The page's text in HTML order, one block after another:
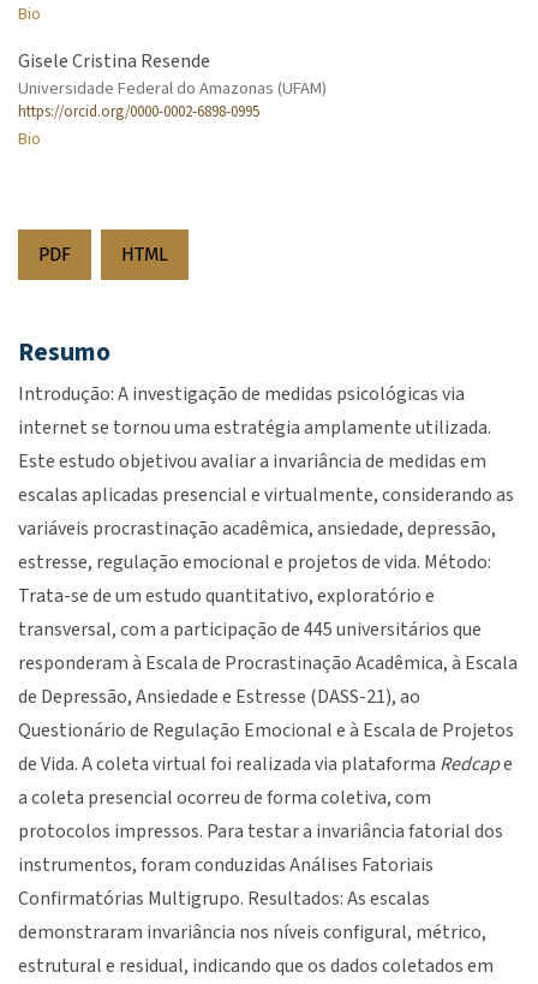
Bio
Gisele Cristina Resende
Universidade Federal do Amazonas (UFAM)
https://orcid.org/0000-0002-6898-0995
Bio
PDF HTML
Resumo
Introdução: A investigação de medidas psicológicas via
internet se tornou uma estratégia amplamente utilizada.
Este estudo objetivou avaliar a invariância de medidas em
escalas aplicadas presencial e virtualmente, considerando as
variáveis procrastinação acadêmica, ansiedade, depressão,
estresse, regulação emocional e projetos de vida. Método:
Trata-se de um estudo quantitativo, exploratório e
transversal, com a participação de 445 universitários que
responderam à Escala de Procrastinação Acadêmica, à Escala
de Depressão, Ansiedade e Estresse (DASS-21), ao
Questionário de Regulação Emocional e à Escala de Projetos
de Vida. A coleta virtual foi realizada via plataforma Redcape
a coleta presencial ocorreu de forma coletiva, com
protocolos impressos. Para testar a invariância fatorial dos
instrumentos, foram conduzidas Análises Fatoriais
Confirmatórias Multigrupo. Resultados: As escalas
demonstraram invariância nos níveis configural, métrico,
estrutural e residual, indicando que os dados coletados em